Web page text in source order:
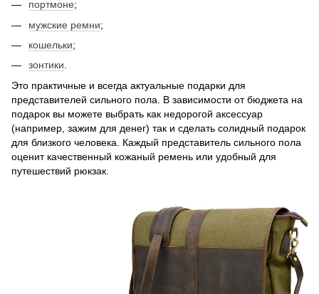
портмоне;
мужские ремни;
кошельки;
зонтики.
Это практичные и всегда актуальные подарки для
представителей сильного пола. В зависимости от бюджета на
подарок вы можете выбрать как недорогой аксессуар
(например, зажим для денег) так и сделать солидный подарок
для близкого человека. Каждый представитель сильного пола
оценит качественный кожаный ремень или удобный для
путешествий рюкзак.